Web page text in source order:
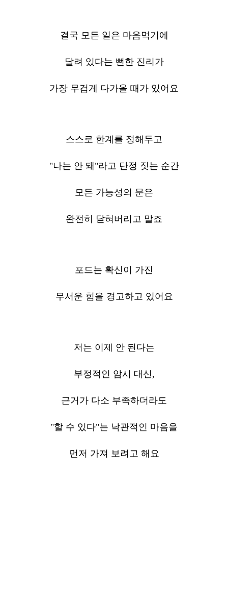
결국 모든 일은 마음먹기에
달려 있다는 뻔한 진리가
가장 무겁게 다가올 때가 있어요
스스로 한계를 정해두고
"나는 안 돼"라고 단정 짓는 순간
모든 가능성의 문은
완전히 닫혀버리고 말죠
포드는 확신이 가진
무서운 힘을 경고하고 있어요
저는 이제 안 된다는
부정적인 암시 대신,
근거가 다소 부족하더라도
"할 수 있다"는 낙관적인 마음을
먼저 가져 보려고 해요